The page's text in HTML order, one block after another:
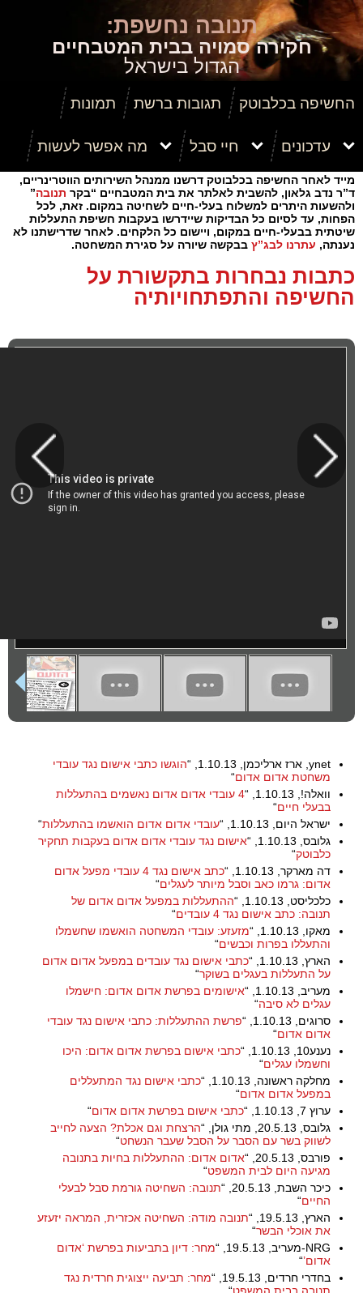
תנובה נחשפת:
חקירה סמויה בבית המטבחיים
הגדול בישראל‬
החשיפה בכלבוטק תגובות ברשת תמונות
עדכונים חיי סבל מה אפשר לעשות
תרומה
מייד לאחר החשיפה בכלבוטק דרשנו ממנהל השירותים הווטרינריים,
ד”ר נדב גלאון, להשבית לאלתר את בית המטבחיים “בקר תנובה”
ולהשעות היתרים למשלוח בעלי-חיים לשחיטה במקום. זאת, לכל
הפחות, עד לסיום כל הבדיקות שיידרשו בעקבות חשיפת התעללות
שיטתית בבעלי-חיים במקום, ויישום כל הלקחים. לאחר שדרישתנו לא
נענתה, עתרנו לבג”ץ בבקשה שיורה על סגירת המשחטה.
כתבות נבחרות בתקשורת על
החשיפה והתפתחויותיה
ynet, ארז ארליכמן, 1.10.13, “
הוגשו כתבי אישום נגד עובדי
משחטת אדום אדום“
וואלה!, 1.10.13, “
4 עובדי אדום אדום נאשמים בהתעללות
בבעלי חיים“
ישראל היום, 1.10.13, “
עובדי אדום אדום הואשמו בהתעללות“
גלובס, 1.10.13, “
אישום נגד עובדי אדום אדום בעקבות תחקיר
כלבוטק“
דה מארקר, 1.10.13, “
כתב אישום נגד 4 עובדי מפעל אדום
אדום: גרמו כאב וסבל מיותר לעגלים“
כלכליסט, 1.10.13, “
ההתעללות במפעל אדום אדום של
תנובה: כתב אישום נגד 4 עובדים
“
מאקו, 1.10.13, “
מזעזע: עובדי המשחטה הואשמו שחשמלו
והתעללו בפרות וכבשים“
הארץ, 1.10.13, “
כתבי אישום נגד עובדים במפעל אדום אדום
על התעללות בעגלים בשוקר“
מעריב, 1.10.13, “
אישומים בפרשת אדום אדום: חישמלו
עגלים לא סיבה“
סרוגים, 1.10.13, “
פרשת ההתעללות: כתבי אישום נגד עובדי
אדום אדום“
נענע10, 1.10.13, “
כתבי אישום בפרשת אדום אדום: היכו
וחשמלו עגלים“
מחלקה ראשונה, 1.10.13, “
כתבי אישום נגד המתעללים
במפעל אדום אדום“
ערוץ 7, 1.10.13, “
כתבי אישום בפרשת אדום אדום“
גלובס, 20.5.13, מתי גולן, “
הרצחת וגם אכלת? הצעה לחייב
לשווק בשר עם הסבר על הסבל שעבר הנשחט“
פורבס, 20.5.13, “
אדום אדום: ההתעללות בחיות בתנובה
מגיעה היום לבית המשפט“
כיכר השבת, 20.5.13, “
תנובה: השחיטה גורמת סבל לבעלי
החיים“
הארץ, 19.5.13, “
תנובה מודה: השחיטה אכזרית, המראה יזעזע
את אוכלי הבשר“
NRG-מעריב, 19.5.13, “
מחר: דיון בתביעות בפרשת ‘אדום
אדום’“
בחדרי חרדים, 19.5.13, “
מחר: תביעה ייצוגית חרדית נגד